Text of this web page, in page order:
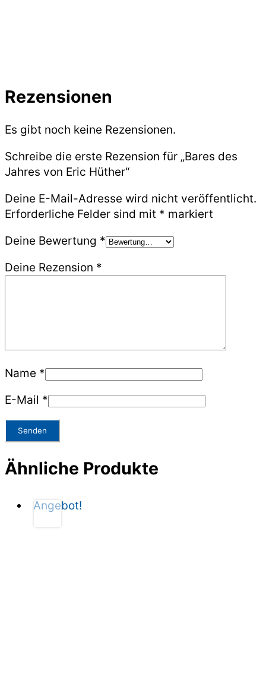
Rezensionen
Es gibt noch keine Rezensionen.
Schreibe die erste Rezension für „Bares des
Jahres von Eric Hüther“
Deine E-Mail-Adresse wird nicht veröffentlicht.
Erforderliche Felder sind mit * markiert
Deine Bewertung *
Deine Rezension *
Name *
E-Mail *
Ähnliche Produkte
Angebot!